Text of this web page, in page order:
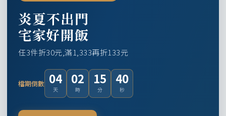
炎夏不出門
宅家好開飯
任3件折30元,滿1,333再折133元
檔期倒數 04
天
02
時
15
分
39
秒